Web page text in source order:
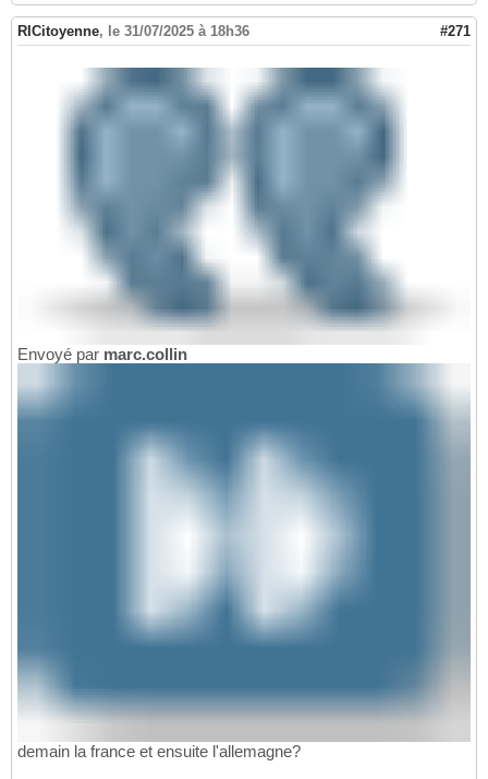
RICitoyenne, le 31/07/2025 à 18h36 #271
Envoyé par marc.collin
demain la france et ensuite l'allemagne?